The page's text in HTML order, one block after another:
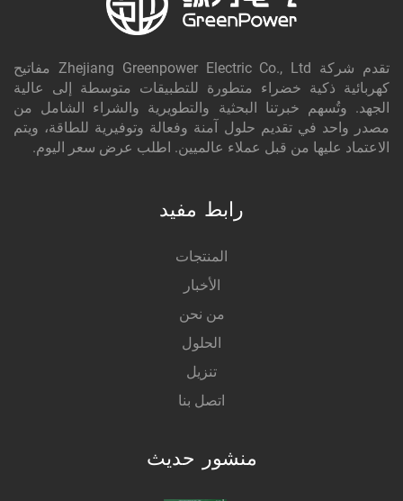
تقدم شركة Zhejiang Greenpower Electric Co., Ltd مفاتيح
كهربائية ذكية خضراء متطورة للتطبيقات متوسطة إلى عالية
الجهد. وتُسهم خبرتنا البحثية والتطويرية والشراء الشامل من
مصدر واحد في تقديم حلول آمنة وفعالة وتوفيرية للطاقة، ويتم
الاعتماد عليها من قبل عملاء عالميين. اطلب عرض سعر اليوم.
رابط مفيد
المنتجات
الأخبار
من نحن
الحلول
تنزيل
اتصل بنا
منشور حديث